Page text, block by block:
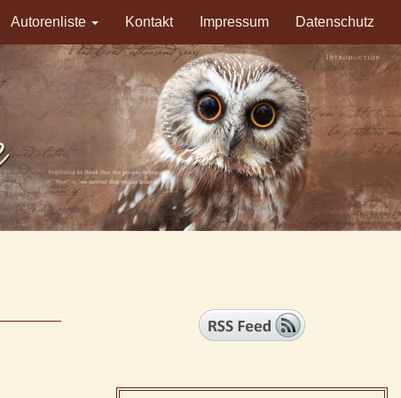
Autorenliste Kontakt Impressum Datenschutz